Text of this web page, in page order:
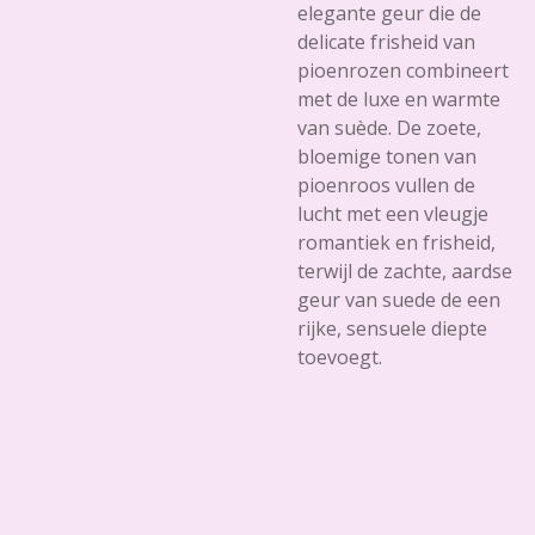
elegante geur die de
delicate frisheid van
pioenrozen combineert
met de luxe en warmte
van suède. De zoete,
bloemige tonen van
pioenroos vullen de
lucht met een vleugje
romantiek en frisheid,
terwijl de zachte, aardse
geur van suede de een
rijke, sensuele diepte
toevoegt.